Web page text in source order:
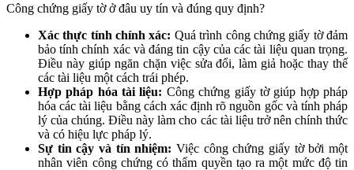
Công chứng giấy tờ ở đâu uy tín và đúng quy định?
Xác thực tính chính xác: Quá trình công chứng giấy tờ đảm
bảo tính chính xác và đáng tin cậy của các tài liệu quan trọng.
Điều này giúp ngăn chặn việc sửa đổi, làm giả hoặc thay thế
các tài liệu một cách trái phép.
Hợp pháp hóa tài liệu: Công chứng giấy tờ giúp hợp pháp
hóa các tài liệu bằng cách xác định rõ nguồn gốc và tính pháp
lý của chúng. Điều này làm cho các tài liệu trở nên chính thức
và có hiệu lực pháp lý.
Sự tin cậy và tín nhiệm: Việc công chứng giấy tờ bởi một
nhân viên công chứng có thẩm quyền tạo ra một mức độ tin